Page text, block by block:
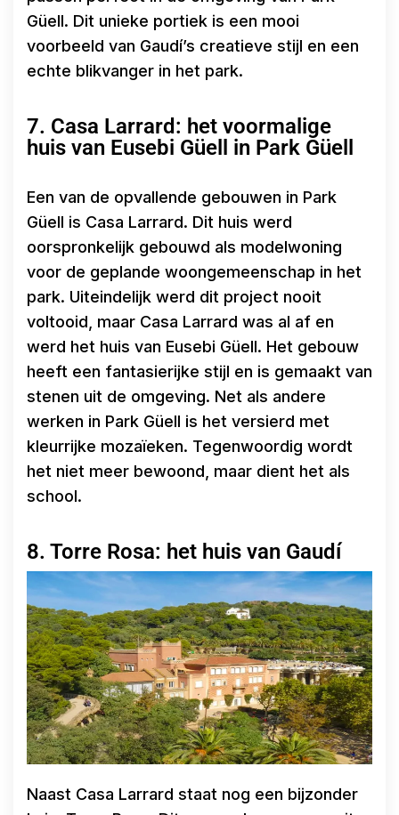
Güell. Dit unieke portiek is een mooi
voorbeeld van Gaudí’s creatieve stijl en een
echte blikvanger in het park.
7. Casa Larrard: het voormalige
huis van Eusebi Güell in Park Güell
Een van de opvallende gebouwen in Park
Güell is Casa Larrard. Dit huis werd
oorspronkelijk gebouwd als modelwoning
voor de geplande woongemeenschap in het
park. Uiteindelijk werd dit project nooit
voltooid, maar Casa Larrard was al af en
werd het huis van Eusebi Güell. Het gebouw
heeft een fantasierijke stijl en is gemaakt van
stenen uit de omgeving. Net als andere
werken in Park Güell is het versierd met
kleurrijke mozaïeken. Tegenwoordig wordt
het niet meer bewoond, maar dient het als
school.
8. Torre Rosa: het huis van Gaudí
Naast Casa Larrard staat nog een bijzonder